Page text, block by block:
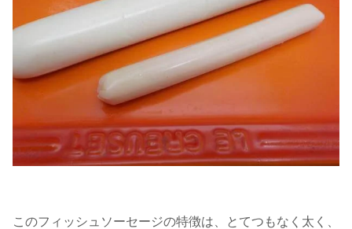
このフィッシュソーセージの特徴は、とてつもなく太く、